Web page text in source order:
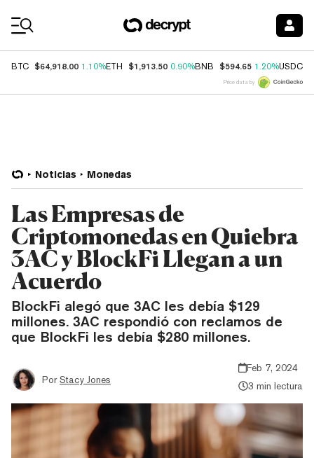
BTC $64,918.00 1.10%ETH $1,913.50 0.90%BNB $594.65 1.20%USDC
Price data by
Noticias Monedas
Las Empresas de
Criptomonedas en Quiebra
3AC y BlockFi Llegan a un
Acuerdo
BlockFi alegó que 3AC les debía $129
millones. 3AC respondió con reclamos de
que BlockFi les debía $280 millones.
Por Stacy Jones
Feb 7, 2024
3 min lectura